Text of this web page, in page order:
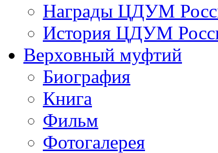
Награды ЦДУМ
История ЦДУМ
Верховный муфтий
Биография
Книга
Фильм
Фотогалерея